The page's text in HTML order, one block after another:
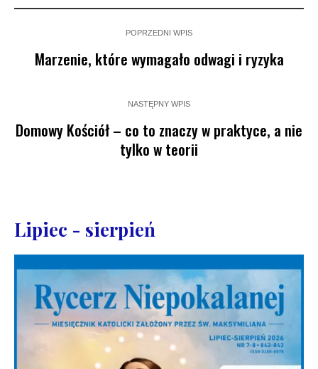
POPRZEDNI WPIS
Marzenie, które wymagało odwagi i ryzyka
NASTĘPNY WPIS
Domowy Kościół – co to znaczy w praktyce, a nie
tylko w teorii
Lipiec - sierpień